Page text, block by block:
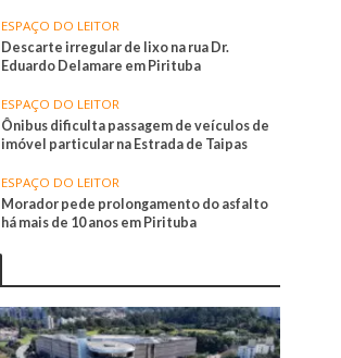
ESPAÇO DO LEITOR
Descarte irregular de lixo na rua Dr.
Eduardo Delamare em Pirituba
ESPAÇO DO LEITOR
Ônibus dificulta passagem de veículos de
imóvel particular na Estrada de Taipas
ESPAÇO DO LEITOR
Morador pede prolongamento do asfalto
há mais de 10 anos em Pirituba